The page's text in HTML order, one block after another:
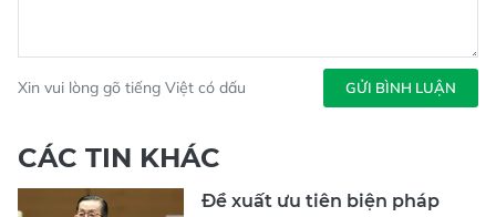
Xin vui lòng gõ tiếng Việt có dấu GỬI BÌNH LUẬN
CÁC TIN KHÁC
Đề xuất ưu tiên biện pháp